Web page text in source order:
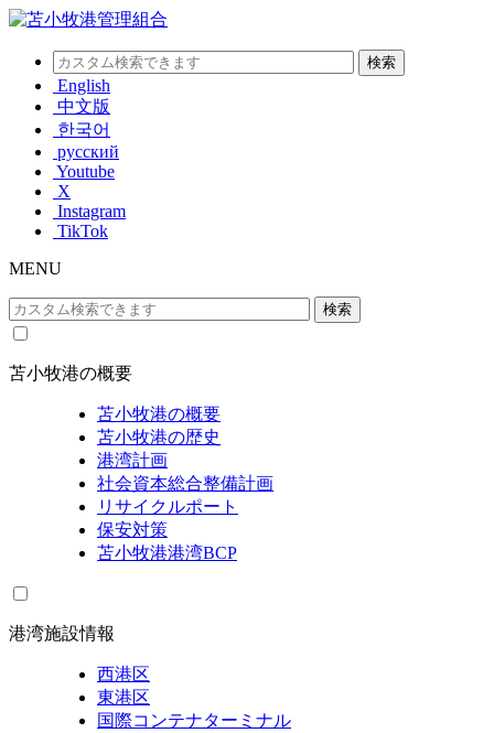
English
中文版
한국어
русский
Youtube
X
Instagram
TikTok
MENU
苫小牧港の概要
苫小牧港の概要
苫小牧港の歴史
港湾計画
社会資本総合整備計画
リサイクルポート
保安対策
苫小牧港港湾BCP
港湾施設情報
西港区
東港区
国際コンテナターミナル